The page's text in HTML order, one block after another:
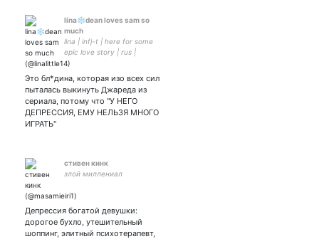
lina❄dean loves sam so
much
lina | infj-t | here for some
epic love story | rus |
she/her
Это бл*дина, которая изо всех сил
пыталась выкинуть Джареда из
сериала, потому что "У НЕГО
ДЕПРЕССИЯ, ЕМУ НЕЛЬЗЯ МНОГО
ИГРАТЬ"
стивен кинк
злой миллениал
Депрессия богатой девушки:
дорогое бухло, утешительный
шоппинг, элитный психотерапевт,